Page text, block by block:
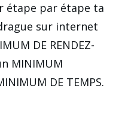
étape par étape ta
sur internet
DE RENDEZ-
MINIMUM
DE TEMPS.